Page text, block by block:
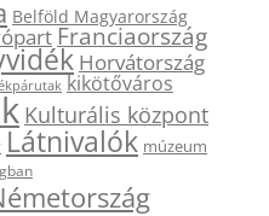
Belföld Magyarország
Franciaország
Horvátország
kikötőváros
Kulturális központ
Látnivalók múzeum